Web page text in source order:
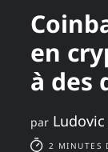
en
à des
par
2 MINUTES